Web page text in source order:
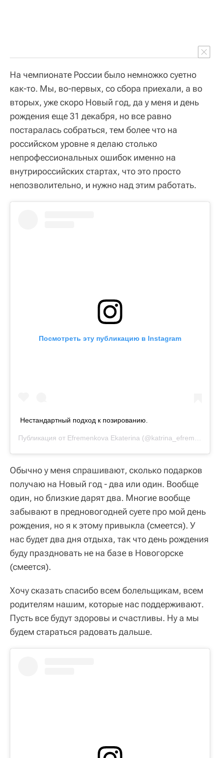
На чемпионате России было немножко суетно
как-то. Мы, во-первых, со сбора приехали, а во
вторых, уже скоро Новый год, да у меня и день
рождения еще 31 декабря, но все равно
постаралась собраться, тем более что на
российском уровне я делаю столько
непрофессиональных ошибок именно на
внутрироссийских стартах, что это просто
непозволительно, и нужно над этим работать.
Посмотреть эту публикацию в Instagram
Нестандартный подход к позированию.
Публикация от Efremenkova Ekaterina (@katrina_efrem) 19
Обычно у меня спрашивают, сколько подарков
получаю на Новый год - два или один. Вообще
один, но близкие дарят два. Многие вообще
забывают в предновогодней суете про мой день
рождения, но я к этому привыкла (смеется). У
нас будет два дня отдыха, так что день рождения
буду праздновать не на базе в Новогорске
(смеется).
Хочу сказать спасибо всем болельщикам, всем
родителям нашим, которые нас поддерживают.
Пусть все будут здоровы и счастливы. Ну а мы
будем стараться радовать дальше.